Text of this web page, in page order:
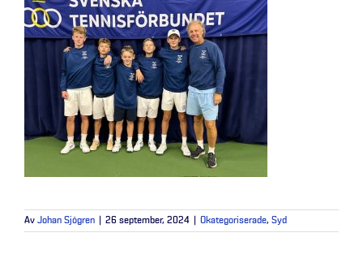
Av Johan Sjögren 26 september, 2024 Okategoriserade, Syd